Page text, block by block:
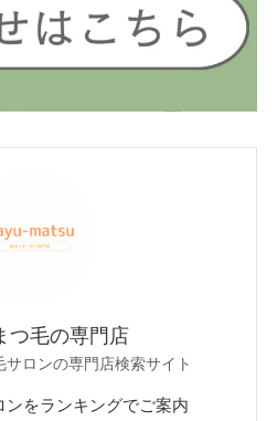
つ毛の専門店
ロンの専門店検索サイト
をランキングでご案内